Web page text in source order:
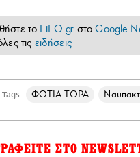
το LiFO.gr στοGoogle
τις ειδήσεις
Tags ΦΩΤΙΑ ΤΩΡΑ
ΣΤΟ